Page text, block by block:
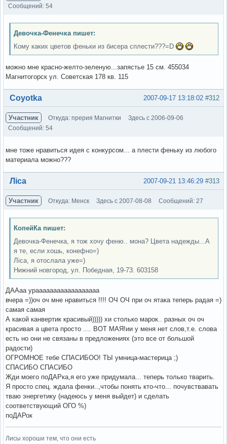
Сообщений: 54
Девочка-Фенечка пишет:
Кому каких цветов феньки из бисера сплести???=D
можно мне красно-желто-зеленую...запястье 15 см. 455034
Магнитогорск ул. Советская 178 кв. 115
Вне форума #312
2007-09-17 13:18:02
Coyotka
Участник Откуда: прерия Магнитки
Здесь с 2006-09-06
Сообщений: 54
мне тоже нравиться идея с конкурсом... а плести феньку из любого
материала можно???
Вне форума #313
2007-09-21 13:46:29
Ліса
Участник Откуда: Менск Здесь с 2007-08-08 Сообщений: 27
КопейКа пишет:
Девочка-Фенечка, я тож хочу феню.. мона? Цвета надежды...А
я те, если хошь, конефно=)
Ліса, я отослала уже=)
Нижний новгород, ул. Победная, 19-73. 603158
ДААаа ураааааааааааааааааа
вчера =))оч оч мне нравиться !!!! ОЧ ОЧ при оч ятака теперь радая =)
самая самая
А какой канвертик красивый))))) хи столько марок.. разных оч оч
красивая а цвета просто .... ВОТ МАЯ!ии у меня нет слов,т.е. слова
есть но они не связаны в предложениях (это все от большой
радости)
ОГРОМНОЕ тебе СПАСИБОО! ТЫ умница-мастерица ;)
СПАСИБО СПАСИБО
Жди моего поДАРка,я его уже придумала... теперь только тварить.
Я просто спец. ждала фенки..,чтобы понять кто-что... почувствавать
тваю энергетику (надеюсь у меня выйдет) и сделать
соответствующий ОГО %)
поДАРок
Лисы хороши тем, что они есть